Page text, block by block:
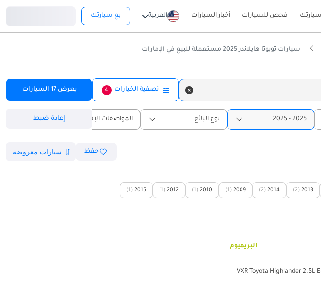
فحص للسيارات أخبار السيارات العربية بع سيارتك
سيارات تويوتا هايلاندر 2025 مستعملة للبيع في الإمارات
تصفية الخيارات 4 يعرض 17 السيارات
2025 - 2025 نوع البائع المواصفات الإقليمية إعادة ضبط
حفظ
2013
(2)
2014
(2)
2009
(1)
2010
(1)
2012
(1)
2015
(1)
البريميوم